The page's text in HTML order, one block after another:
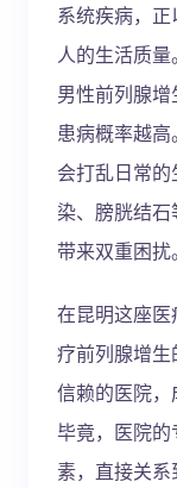
系统疾病，
人的生活质
男性前列腺增
患病概率越
会打乱日常
染、膀胱结
带来双重困扰。
在昆明这座
疗前列腺增
信赖的医院，
毕竟，医院
素，直接关